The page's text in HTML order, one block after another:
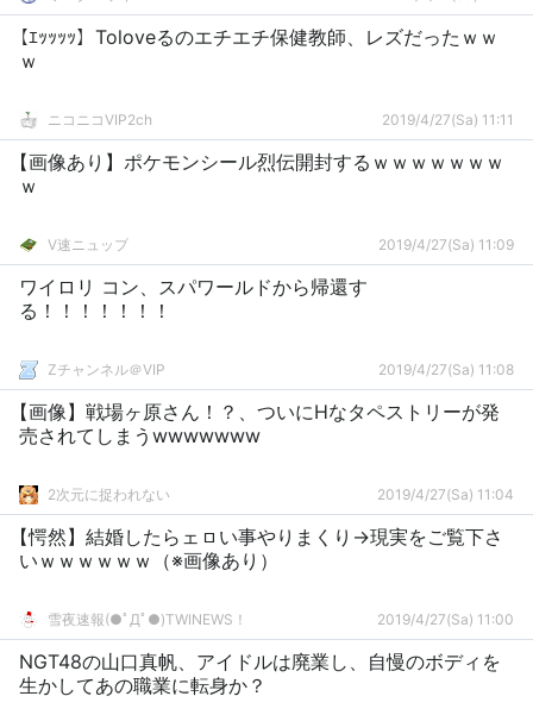
【ｴｯｯｯｯ】Toloveるのエチエチ保健教師、レズだったｗｗ
ｗ
ニコニコVIP2ch 2019/4/27(Sa) 11:11
【画像あり】ポケモンシール烈伝開封するｗｗｗｗｗｗｗ
ｗ
V速ニュップ 2019/4/27(Sa) 11:09
ワイロリ コン、スパワールドから帰還す
る！！！！！！！
Zチャンネル＠VIP 2019/4/27(Sa) 11:08
【画像】戦場ヶ原さん！？、ついにHなタペストリーが発
売されてしまうwwwwwww
2次元に捉われない 2019/4/27(Sa) 11:04
【愕然】結婚したらェㇿい事やりまくり→現実をご覧下さ
いｗｗｗｗｗｗ（※画像あり）
雪夜速報(●ﾟДﾟ●)TWINEWS！ 2019/4/27(Sa) 11:00
NGT48の山口真帆、アイドルは廃業し、自慢のボディを
生かしてあの職業に転身か？